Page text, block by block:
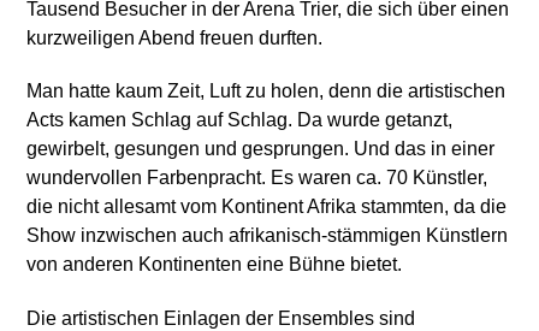
Tausend Besucher in der Arena Trier, die sich über einen
kurzweiligen Abend freuen durften.
Man hatte kaum Zeit, Luft zu holen, denn die artistischen
Acts kamen Schlag auf Schlag. Da wurde getanzt,
gewirbelt, gesungen und gesprungen. Und das in einer
wundervollen Farbenpracht. Es waren ca. 70 Künstler,
die nicht allesamt vom Kontinent Afrika stammten, da die
Show inzwischen auch afrikanisch-stämmigen Künstlern
von anderen Kontinenten eine Bühne bietet.
Die artistischen Einlagen der Ensembles sind